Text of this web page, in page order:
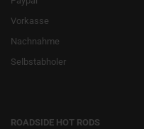
Vorkasse
Nachnahme
Selbstabholer
ROADSIDE HOT RODS